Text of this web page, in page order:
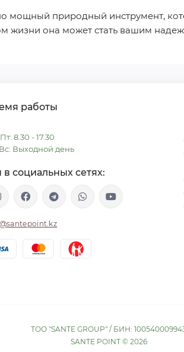
мощный природный инструмент,
жизни она может стать вашим
работы
8.30 - 17.30
Выходной день
социальных сетях:
ТОО "SANTE GROUP" / БИН:
SANTE POINT © 2026